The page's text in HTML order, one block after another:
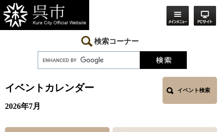
ー
ジ
の
ニ
ュ
ー
へ
検索コーナー
イベントカレンダー イベント検索
2026年7月